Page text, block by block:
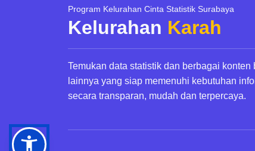
Program Kelurahan Cinta Statistik Surabaya
Kelurahan Karah
Temukan data statistik dan berbagai konten
lainnya yang siap memenuhi kebutuhan
secara transparan, mudah dan terpercaya.